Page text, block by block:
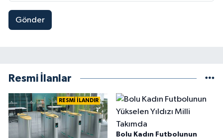
Gönder
Resmi İlanlar
RESMİ İLANDIR
Bolu Kadın Futbolunun